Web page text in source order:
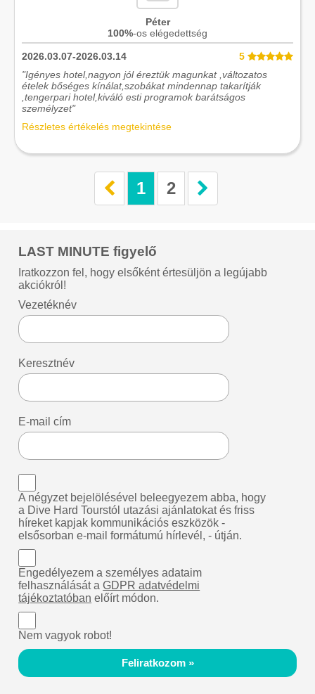
Péter
100%-os elégedettség
2026.03.07-2026.03.14
5
"Igényes hotel,nagyon jól éreztük magunkat ,változatos
ételek bőséges kínálat,szobákat mindennap takarítják
,tengerpari hotel,kiváló esti programok barátságos
személyzet"
Részletes értékelés megtekintése
1 2
LAST MINUTE figyelő
Iratkozzon fel, hogy elsőként értesüljön a legújabb
akciókról!
Vezetéknév
Keresztnév
E-mail cím
A négyzet bejelölésével beleegyezem abba, hogy
a Dive Hard Tourstól utazási ajánlatokat és friss
híreket kapjak kommunikációs eszközök -
elsősorban e-mail formátumú hírlevél, - útján.
Engedélyezem a személyes adataim
felhasználását aGDPR adatvédelmi
tájékoztatóban előírt módon.
Nem vagyok robot!
Feliratkozom »